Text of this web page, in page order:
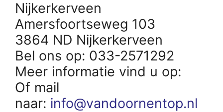
Nijkerkerveen
Amersfoortseweg 103
3864 ND Nijkerkerveen
Bel ons op: 033-2571292
Meer informatie vind u op:
Of mail
naar: info@vandoornentop.nl